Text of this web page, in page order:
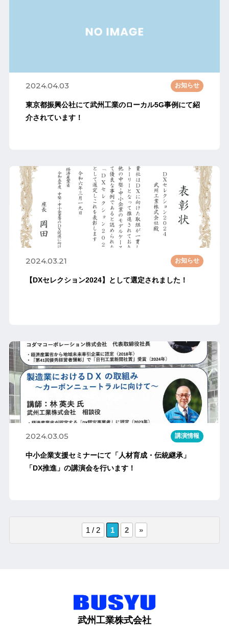
2024.04.03 お知らせ
東京都振興公社にて武州工業のローカル5G事例にて紹
介されています！
2024.03.21 お知らせ
【DXセレクション2024】として選定されました！
2024.03.05 講演情報
中小企業支援セミナーにて「人材育成・伝統継承」
「DX推進」の講演会を行います！
1 / 2 1 2 »
武州工業株式会社